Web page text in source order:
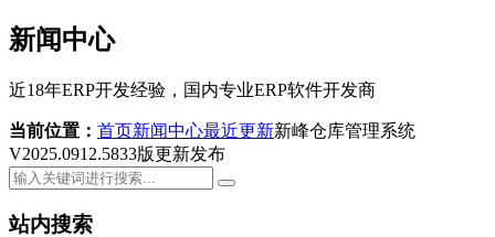
新闻中心
近18年ERP开发经验，国内专业ERP软件开发商
当前位置： 首页新闻中心最近更新新峰仓库管理系统
V2025.0912.5833版更新发布
站内搜索